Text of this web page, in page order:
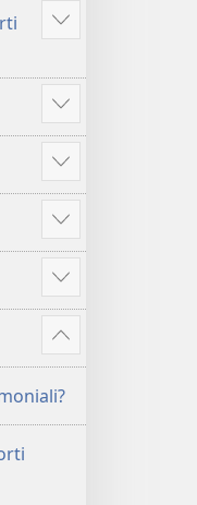
Mostra
Mostra
altro
Mostra
altro
Mostra
altro
Mostra
altro
Mostra
altro